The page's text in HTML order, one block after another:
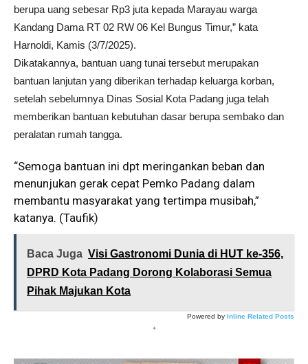
berupa uang sebesar Rp3 juta kepada Marayau warga
Kandang Dama RT 02 RW 06 Kel Bungus Timur,” kata
Harnoldi, Kamis (3/7/2025).
Dikatakannya, bantuan uang tunai tersebut merupakan
bantuan lanjutan yang diberikan terhadap keluarga korban,
setelah sebelumnya Dinas Sosial Kota Padang juga telah
memberikan bantuan kebutuhan dasar berupa sembako dan
peralatan rumah tangga.
“Semoga bantuan ini dpt meringankan beban dan
menunjukan gerak cepat Pemko Padang dalam
membantu masyarakat yang tertimpa musibah,”
katanya. (Taufik)
Baca Juga Visi Gastronomi Dunia di HUT ke-356,
DPRD Kota Padang Dorong Kolaborasi Semua
Pihak Majukan Kota
Powered by Inline Related Posts
*